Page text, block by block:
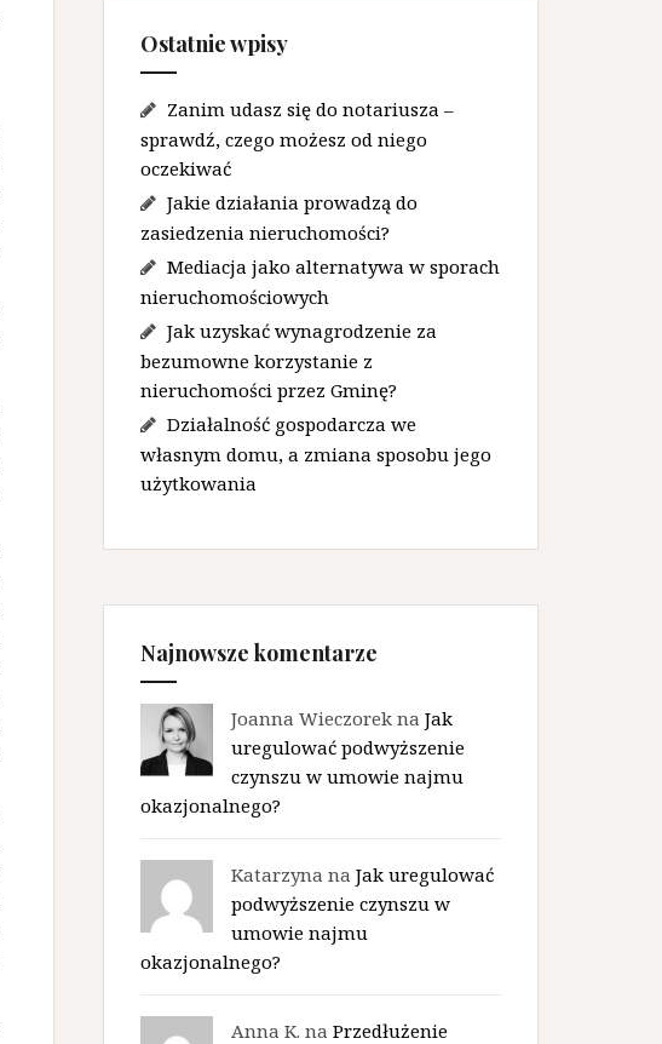
Ostatnie wpisy
Zanim udasz się do notariusza –
sprawdź, czego możesz od niego
oczekiwać
Jakie działania prowadzą do
zasiedzenia nieruchomości?
Mediacja jako alternatywa w sporach
nieruchomościowych
Jak uzyskać wynagrodzenie za
bezumowne korzystanie z
nieruchomości przez Gminę?
Działalność gospodarcza we
własnym domu, a zmiana sposobu jego
użytkowania
Najnowsze komentarze
Joanna Wieczorek na Jak
uregulować podwyższenie
czynszu w umowie najmu
okazjonalnego?
Katarzyna na Jak uregulować
podwyższenie czynszu w
umowie najmu
okazjonalnego?
Anna K. na Przedłużenie